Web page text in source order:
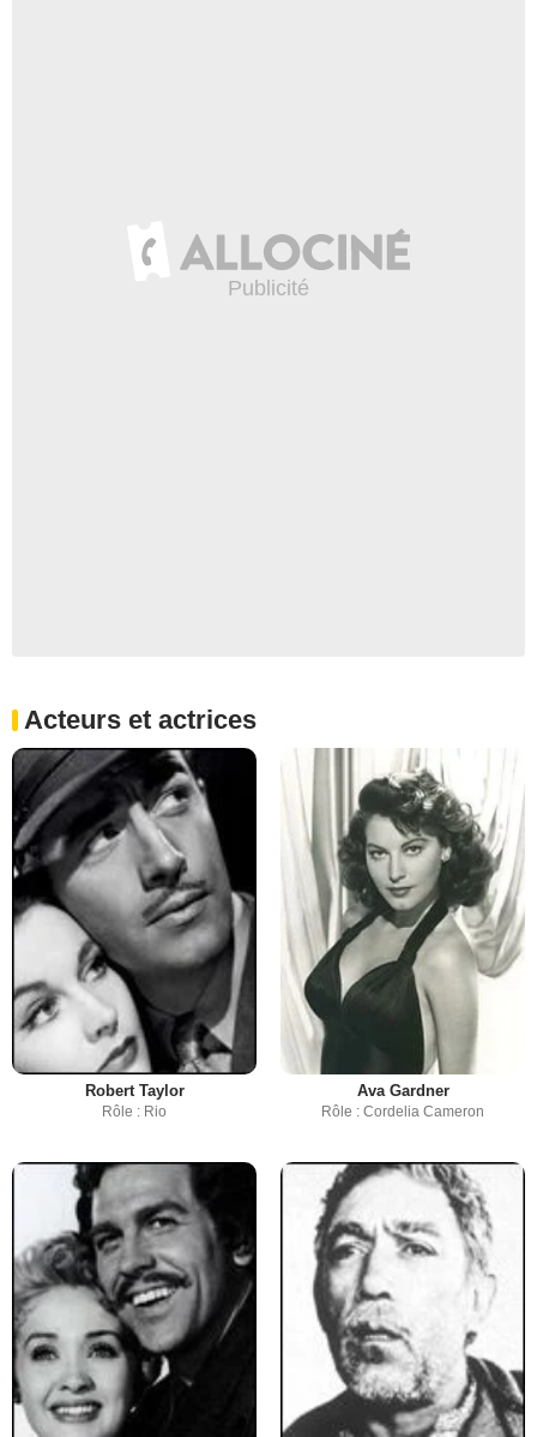
Acteurs et actrices
Robert Taylor
Rôle : Rio
Ava Gardner
Rôle : Cordelia Cameron